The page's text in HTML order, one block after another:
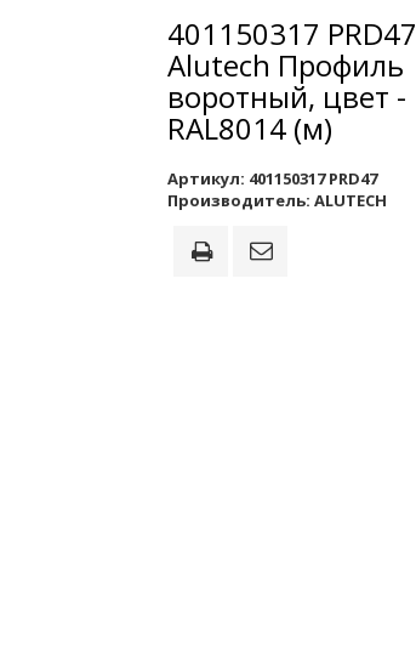
401150317 PRD47
Alutech Профиль
воротный, цвет -
RAL8014 (м)
Артикул: 401150317 PRD47
Производитель: ALUTECH